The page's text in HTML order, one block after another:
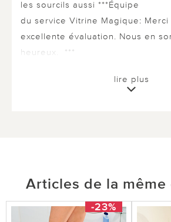
les sourcils aussi ***Équipe
du service Vitrine Magique:
excellente évaluation. Nous en
heureux. ***
1 sur 1 ont trouvé cette évaluation utile.
lire plus
Articles de la même
-23%